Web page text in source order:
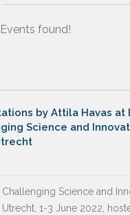
found!
by Attila Havas at
Science and
Challenging Science and
Utrecht, 1-3 June 2022,